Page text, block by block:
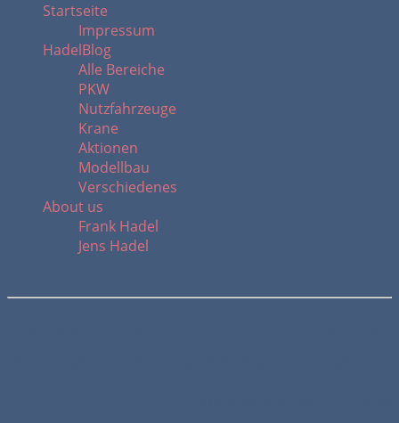
Startseite
Impressum
HadelBlog
Alle Bereiche
PKW
Nutzfahrzeuge
Krane
Aktionen
Modellbau
Verschiedenes
About us
Frank Hadel
Jens Hadel